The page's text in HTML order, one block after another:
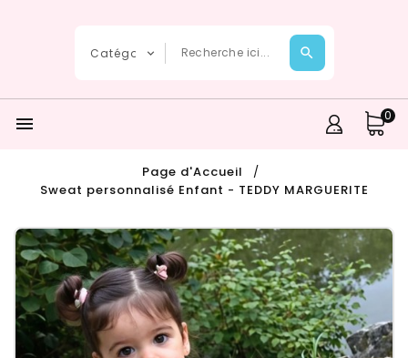
 0
Page d'Accueil
Sweat personnalisé Enfant - TEDDY MARGUERITE